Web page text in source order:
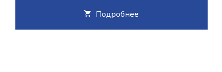
Подробнее